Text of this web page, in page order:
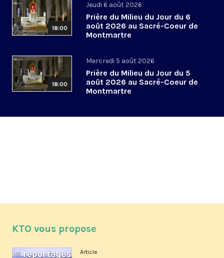
18:00
Jeudi 6 août 2026
Prière du Milieu du Jour du 6
août 2026 au Sacré-Coeur de
Montmartre
18:00
Mercredi 5 août 2026
Prière du Milieu du Jour du 5
août 2026 au Sacré-Coeur de
Montmartre
KTO vous propose
Article